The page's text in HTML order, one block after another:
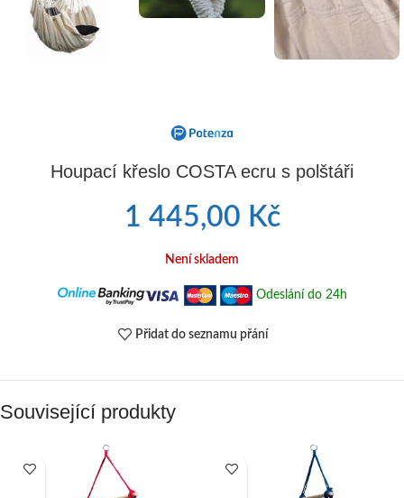
Houpací křeslo COSTA ecru s polštáři
1 445,00 Kč
Není skladem
Odeslání do 24h
Přidat do seznamu přání
Související produkty